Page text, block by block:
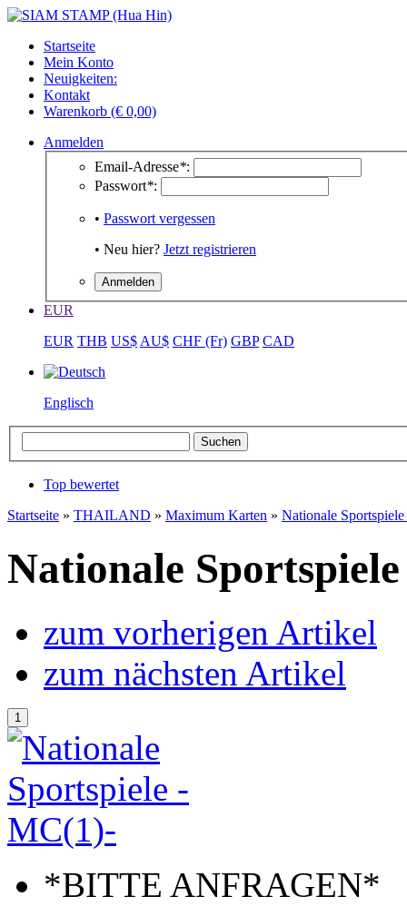
Startseite
Mein Konto
Neuigkeiten:
Kontakt
Warenkorb (€ 0,00)
Anmelden
Email-Adresse*:
Passwort*:
• Passwort vergessen
• Neu hier? Jetzt registrieren
EUR
EUR THB US$ AU$ CHF (Fr) GBP CAD
Englisch
Top bewertet
Startseite » THAILAND » Maximum Karten » Nationale
Nationale
zum vorherigen Artikel
zum nächsten Artikel
*BITTE ANFRAGEN*